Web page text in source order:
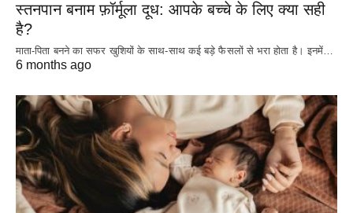
स्तनपान बनाम फ़ॉर्मूला दूध: आपके बच्चे के लिए क्या सही
है?
माता-पिता बनने का सफर खुशियों के साथ-साथ कई बड़े फैसलों से भरा होता है। इनमें…
6 months ago